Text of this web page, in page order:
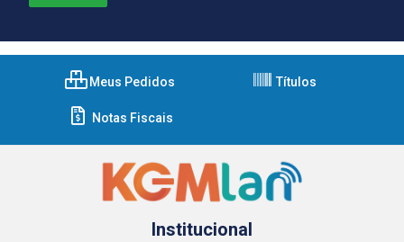
Meus Pedidos Títulos
Notas Fiscais
Institucional